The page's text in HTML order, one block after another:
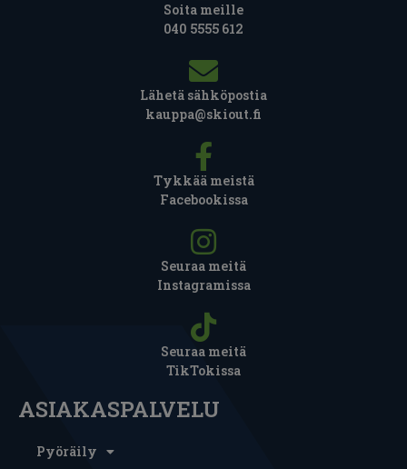
Soita meille
040 5555 612
Lähetä sähköpostia
kauppa@skiout.fi
Tykkää meistä
Facebookissa
Seuraa meitä
Instagramissa
Seuraa meitä
TikTokissa
ASIAKASPALVELU
Pyöräily